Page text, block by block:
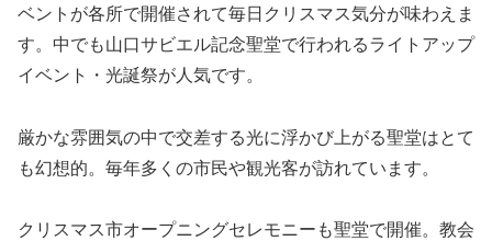
ベントが各所で開催されて毎日クリスマス気分が味わえま
す。中でも山口サビエル記念聖堂で行われるライトアップ
イベント・光誕祭が人気です。
厳かな雰囲気の中で交差する光に浮かび上がる聖堂はとて
も幻想的。毎年多くの市民や観光客が訪れています。
クリスマス市オープニングセレモニーも聖堂で開催。教会